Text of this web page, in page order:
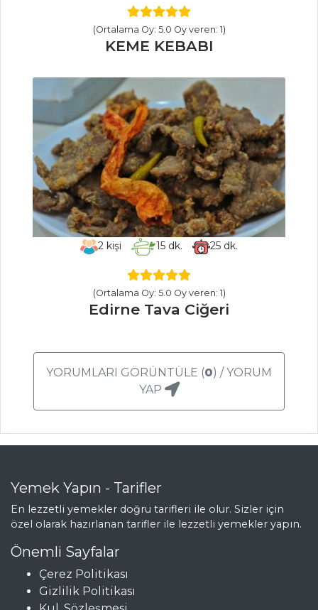
Mezeler Tüm
MASTERCHEF
Orman meyveli
vegan brownie
nasıl yapılır?
Köri sosu nasıl
yapılır? Püf
noktaları nelerdir?
En pratik hanım
yapılır?
Masterchef Tüm
Patlıcan Soslu
Levrek
Lokmalar
Fırında Patatesli
Hamsi
Balık Yemekleri
Tüm Tarifleri
(Ortalama Oy: 5.0 Oy veren: 1)
KEME KEBABI
2 kişi 15dk. 25dk.
(Ortalama Oy: 5.0 Oy veren: 1)
Edirne Tava Ciğeri
YORUMLARI GÖRÜNTÜLE (0) / YORUM
YAP
Yemek Yapın - Tarifler
En lezzetli yemekler doğru tarifleri ile olur. Sizler için
özel olarak hazırlanan tarifler ile lezzetli yemekler yapın.
Önemli Sayfalar
Çerez Politikası
Gizlilik Politikası